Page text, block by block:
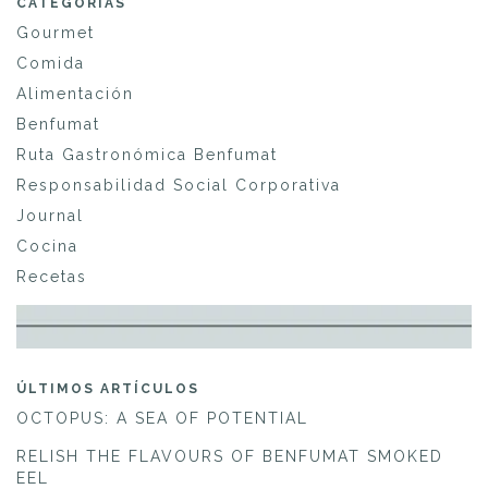
CATEGORÍAS
Gourmet
Comida
Alimentación
Benfumat
Ruta Gastronómica Benfumat
Responsabilidad Social Corporativa
Journal
Cocina
Recetas
ÚLTIMOS ARTÍCULOS
OCTOPUS: A SEA OF POTENTIAL
RELISH THE FLAVOURS OF BENFUMAT SMOKED
EEL